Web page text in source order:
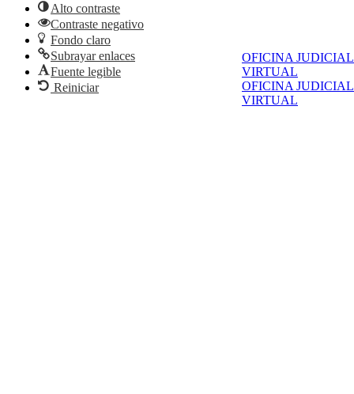
OFICINA JUDICIAL
VIRTUAL
OFICINA JUDICIAL
VIRTUAL
Alto contraste
Contraste negativo
Fondo claro
Subrayar enlaces
Fuente legible
Reiniciar